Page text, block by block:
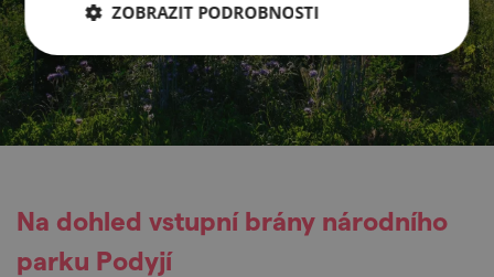
Na dohled vstupní brány národního
parku Podyjí
ZOBRAZIT PODROBNOSTI